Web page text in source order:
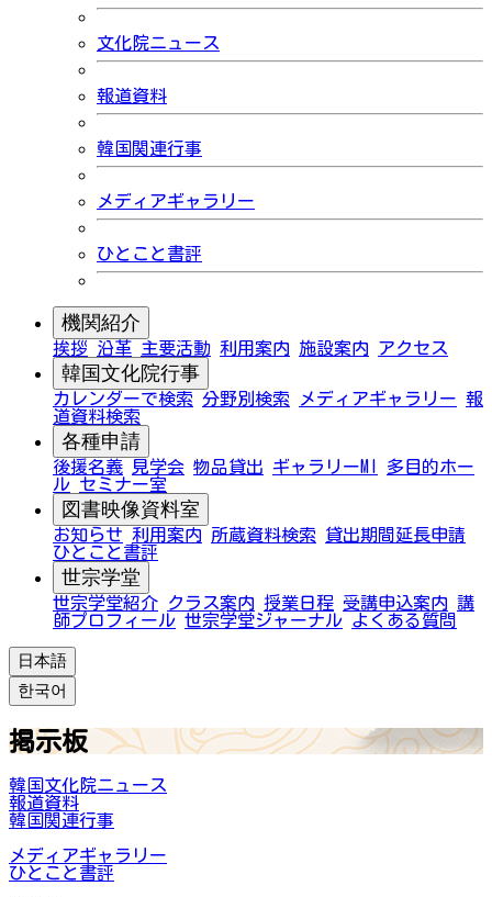
文化院ニュース
報道資料
韓国関連行事
メディアギャラリー
ひとこと書評
機関紹介
挨拶 沿革 主要活動 利用案内 施設案内 アクセス
韓国文化院行事
カレンダーで検索 分野別検索 メディアギャラリー 報
道資料検索
各種申請
後援名義 見学会 物品貸出 ギャラリーMI
多目的ホー
ル セミナー室
図書映像資料室
お知らせ 利用案内 所蔵資料検索
貸出期間延長申請
ひとこと書評
世宗学堂
世宗学堂紹介 クラス案内 授業日程 受講申込案内 講
師プロフィール 世宗学堂ジャーナル よくある質問
日本語
한국어
掲示板
韓国文化院ニュース
報道資料
韓国関連行事
メディアギャラリー
ひとこと書評